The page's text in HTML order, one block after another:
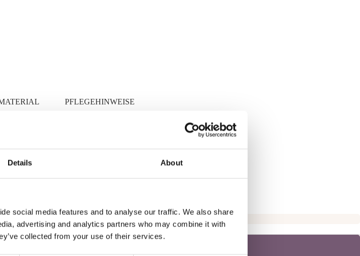
Details About
social media features and to analyse our traffic. We also share
advertising and analytics partners who may combine it with
collected from your use of their services.
PFLEGEHINWEISE